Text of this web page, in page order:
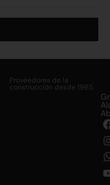
Proveedores de la
construcción desde 1965.